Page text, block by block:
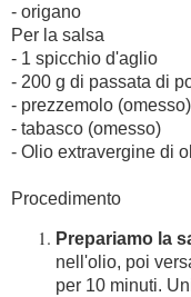
- origano
Per la salsa
- 1 spicchio d'aglio
- 200 g di passata di
- prezzemolo (omesso)
- tabasco (omesso)
- Olio extravergine di
Procedimento
Prepariamo la
nell'olio, poi
per 10 minuti.